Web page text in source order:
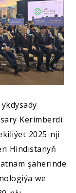
Kerimberdi
2025-nji
Hindistanyň
şäherinde
we